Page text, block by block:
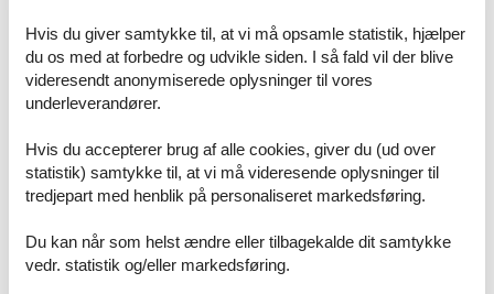
Waschmöglichkeiten zur Verfügung. Sie finden in allen Einheiten
Bettwäsche, Handtücher, Pflegeprodukte, einen Haartrockner, ein
Bügeleisen mit Bügelbrett und kostenfreie Privatparkplätze. Ein
Bootsanlegeplatz ist ebenfalls vorhanden. Die Unterkunft ist mit
dem Gastgeber ist auf Deutsch, Englisch, Französisch und
Kroatisch möglich. Entfernungen: Meer 15 m, Kiesstrand 15 m,
Sandstrand 354 m, Dubrovnik Zentrum 33 km. Bis zum Strand
Das Zimmer S-2178-b bietet Ihnen auf 18 m² einen komfortablen
Hvis du giver samtykke til, at vi må opsamle statistik, hjælper
du os med at forbedre og udvikle siden. I så fald vil der blive
videresendt anonymiserede oplysninger til vores
underleverandører.
Hvis du accepterer brug af alle cookies, giver du (ud over
statistik) samtykke til, at vi må videresende oplysninger til
tredjepart med henblik på personaliseret markedsføring.
Du kan når som helst ændre eller tilbagekalde dit samtykke
vedr. statistik og/eller markedsføring.